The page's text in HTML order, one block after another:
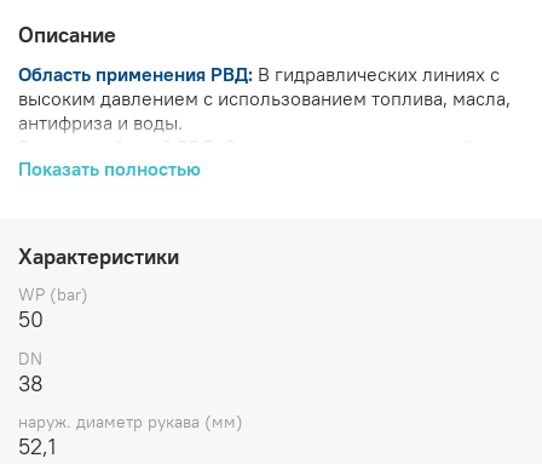
Описание
Область применения РВД: В гидравлических линиях с
высоким давлением с использованием топлива, масла,
антифриза и воды.
Внутренний слой РВД:
маслам
Наружный слой РВД:
резина, стойкая к воздействию масла, топлива,
атмосферных осадков, ультрафиолетового излучения
Рабочая температура РВД:
Характеристики
Артикул
Показать полностью
Характеристики
WP (bar)
50
DN
38
наруж. диаметр рукава (мм)
52,1